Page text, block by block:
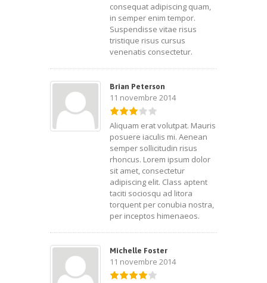
consequat adipiscing quam,
in semper enim tempor.
Suspendisse vitae risus
tristique risus cursus
venenatis consectetur.
Brian Peterson
11 novembre 2014
Aliquam erat volutpat. Mauris
posuere iaculis mi. Aenean
semper sollicitudin risus
rhoncus. Lorem ipsum dolor
sit amet, consectetur
adipiscing elit. Class aptent
taciti sociosqu ad litora
torquent per conubia nostra,
per inceptos himenaeos.
Michelle Foster
11 novembre 2014